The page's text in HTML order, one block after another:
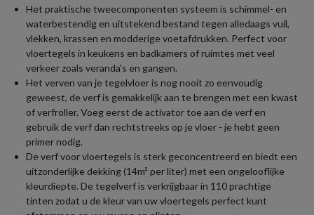
Het praktische tweecomponenten systeem is schimmel- en
waterbestendig en uitstekend bestand tegen alledaags vuil,
vlekken, krassen en modderige voetafdrukken. Perfect voor
vloertegels in keukens en badkamers of ruimtes met veel
verkeer zoals veranda's en gangen.
Het verven van je tegelvloer is nog nooit zo eenvoudig
geweest, de verf is gemakkelijk aan te brengen met een kwast
of verfroller. Voeg eerst de activator toe aan de verf en
gebruik de verf dan rechtstreeks op je vloer - je hebt geen
primer nodig.
De verf voor vloertegels is sterk geconcentreerd en biedt een
uitzonderlijke dekking (14m² per liter) met een ongelooflijke
kleurdiepte. De tegelverf is verkrijgbaar in 110 prachtige
tinten zodat u de kleur van uw vloertegels perfect kunt